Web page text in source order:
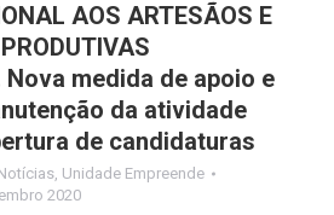
AOS ARTESÃOS E
Nova medida de apoio e
da atividade
de candidaturas
, Unidade Empreende
2020